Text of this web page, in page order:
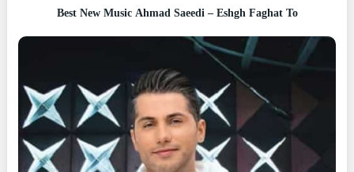
Best New Music Ahmad Saeedi – Eshgh Faghat To